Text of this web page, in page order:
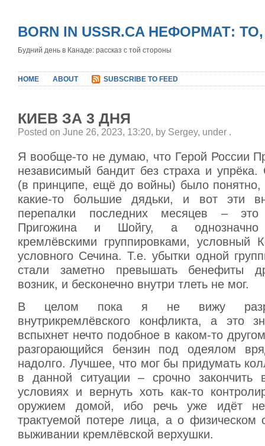
BORN IN USSR.CA НЕФОРМАТ:
Будний день в Канаде: рассказ с той стороны
HOME ABOUT SUBSCRIBE TO FEED
КИЕВ ЗА 3 ДНЯ
Posted on June 26, 2023, 13:20, by Sergey, under .
Я вообще-то не думаю, что Герой России
независимый бандит без страха и
(в принципе, ещё до войны) было понятно,
какие-то большие дядьки, и вот эти
перепалки последних месяцев –
Пригожина и Шойгу, а
кремлёвскими группировками, условный
условного Сечина. Т.е. убытки одной
стали заметно превышать бенефиты
возник, и бесконечно внутри тлеть не мог.
В целом пока я не вижу
внутрикремлёвского конфликта, а это
вспыхнет нечто подобное в каком-то
разгорающийся бензин под одеялом
надолго. Лучшее, что мог бы придумать
в данной ситуации – срочно
условиях и вернуть хоть как-то
оружием домой, ибо речь уже идёт не
трактуемой потере лица, а о физическом
выживании кремлёвской верхушки.